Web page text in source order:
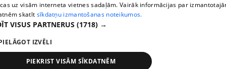
Helio Media
Служба помощи портала: э-почта -
All rights reserved.
uz visām interneta vietnes sadaļām. Vairāk informācijas par
skatīt sīkdatņu izmantošanas noteikumos.
VISUS PARTNERUS (1718) →
IZVĒLI
PIEKRIST VISĀM SĪKDATNĒM